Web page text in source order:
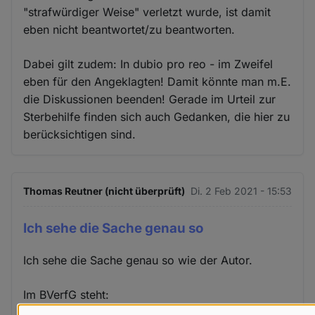
"strafwürdiger Weise" verletzt wurde, ist damit
eben nicht beantwortet/zu beantworten.
Dabei gilt zudem: In dubio pro reo - im Zweifel
eben für den Angeklagten! Damit könnte man m.E.
die Diskussionen beenden! Gerade im Urteil zur
Sterbehilfe finden sich auch Gedanken, die hier zu
berücksichtigen sind.
Thomas Reutner (nicht überprüft) Di. 2 Feb 2021 - 15:53
Ich sehe die Sache genau so
Ich sehe die Sache genau so wie der Autor.
Im BVerfG steht: